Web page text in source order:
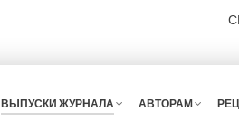
ВЫПУСКИ ЖУРНАЛА АВТОРАМ